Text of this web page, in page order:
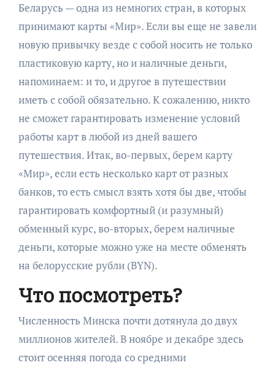
Беларусь — одна из немногих стран, в которых
принимают карты «Мир». Если вы еще не завели
новую привычку везде с собой носить не только
пластиковую карту, но и наличные деньги,
напоминаем: и то, и другое в путешествии
иметь с собой обязательно. К сожалению, никто
не сможет гарантировать изменение условий
работы карт в любой из дней вашего
путешествия. Итак, во-первых, берем карту
«Мир», если есть несколько карт от разных
банков, то есть смысл взять хотя бы две, чтобы
гарантировать комфортный (и разумный)
обменный курс, во-вторых, берем наличные
деньги, которые можно уже на месте обменять
на белорусские рубли (BYN).
Что посмотреть?
Численность Минска почти дотянула до двух
миллионов жителей. В ноябре и декабре здесь
стоит осенняя погода со средними